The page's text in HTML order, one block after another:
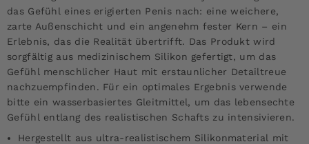
das Gefühl eines erigierten Penis nach: eine weichere,
zarte Außenschicht und ein angenehm fester Kern – ein
Erlebnis, das die Realität übertrifft. Das Produkt wird
sorgfältig aus medizinischem Silikon gefertigt, um das
Gefühl menschlicher Haut mit erstaunlicher Detailtreue
nachzuempfinden. Für ein optimales Ergebnis verwende
bitte ein wasserbasiertes Gleitmittel, um das lebensechte
Gefühl entlang des realistischen Schafts zu intensivieren.
Hergestellt aus ultra-realistischem Silikonmaterial mit